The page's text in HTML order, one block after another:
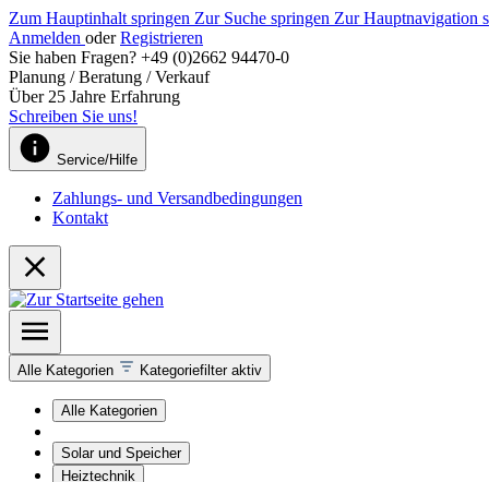
Zum Hauptinhalt springen Zur Suche springen Zur Hauptnavigation
Anmelden oder Registrieren
Sie haben Fragen? +49 (0)2662 94470-0
Planung / Beratung / Verkauf
Über 25 Jahre Erfahrung
Schreiben Sie uns!
Service/Hilfe
Zahlungs- und Versandbedingungen
Kontakt
Alle Kategorien Kategoriefilter aktiv
Alle Kategorien
Solar und Speicher
Heiztechnik